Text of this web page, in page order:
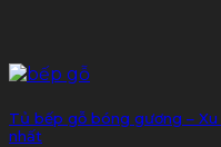
Tủ bếp gỗ bóng gương –
nhất